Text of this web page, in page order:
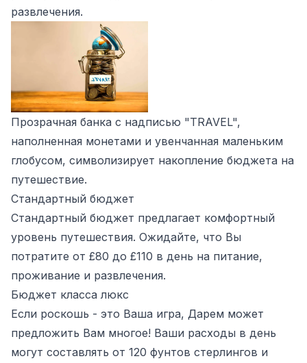
развлечения.
Прозрачная банка с надписью "TRAVEL",
наполненная монетами и увенчанная маленьким
глобусом, символизирует накопление бюджета на
путешествие.
Стандартный бюджет
Стандартный бюджет предлагает комфортный
уровень путешествия. Ожидайте, что Вы
потратите от £80 до £110 в день на питание,
проживание и развлечения.
Бюджет класса люкс
Если роскошь - это Ваша игра, Дарем может
предложить Вам многое! Ваши расходы в день
могут составлять от 120 фунтов стерлингов и